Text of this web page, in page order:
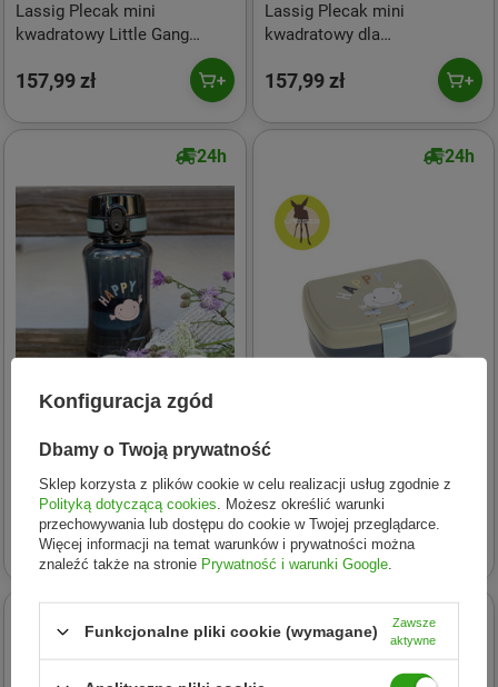
Lassig Plecak mini
kwadratowy Little Gang
157,99 zł
Lassig Plecak mini
kwadratowy dla
przedszkolaka Little Gang
Lemon dark green
157,99 zł
24h
Lassig
tritanowa 420 ml Tiny
Outdoor Cloud
64,98 zł
24h
Lassig
Tiny Outdoor Cloud
32,99 zł
Konfiguracja zgód
Dbamy o Twoją prywatność
Sklep korzysta z plików cookie w celu realizacji usług zgodnie z
Polityką dotyczącą cookies . Możesz określić warunki
przechowywania lub dostępu do cookie w Twojej przeglądarce.
Więcej informacji na temat warunków i prywatności można
znaleźć także na stronie Prywatność i warunki Google
Funkcjonalne pliki cookie (wymagane)
Zawsze
aktywne